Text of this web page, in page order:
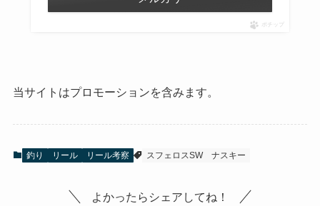
ポチップ
当サイトはプロモーションを含みます。
釣り リール リール考察 スフェロスSW ナスキー
よかったらシェアしてね！